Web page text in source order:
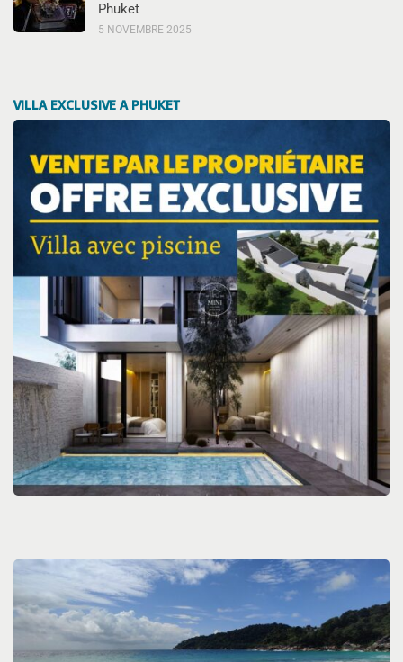
Phuket
5 NOVEMBRE 2025
VILLA EXCLUSIVE A PHUKET